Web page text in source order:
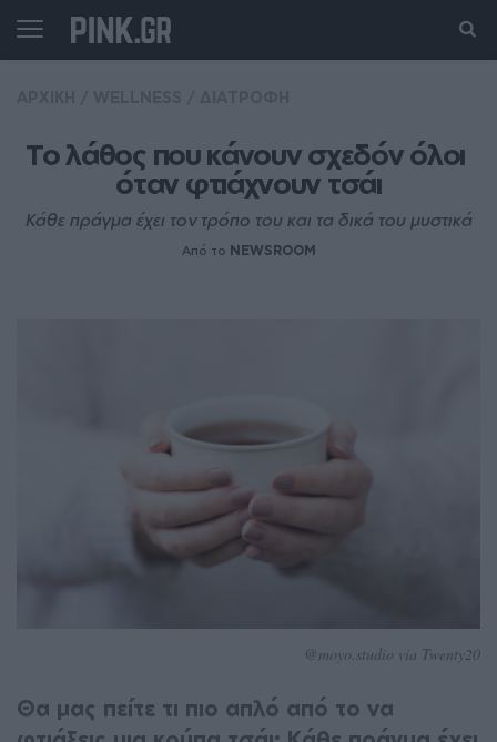
Το λάθος που κάνουν σχεδόν όλοι
όταν φτιάχνουν τσάι
Κάθε πράγμα έχει τον τρόπο του και τα δικά του μυστικά
Από το NEWSROOM
@moyo.studio via Twenty20
Θα μας πείτε τι πιο απλό από το να